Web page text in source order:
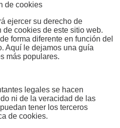
de cookies
ejercer su derecho de
cookies de este sitio web.
forma diferente en función del
Aquí le dejamos una guía
más populares.
legales se hacen
ni de la veracidad de las
tener los terceros
de cookies.